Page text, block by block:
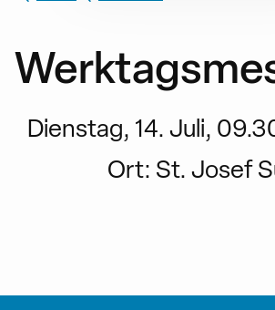
Dienstag, 14. Juli,
Ort: St. Josef